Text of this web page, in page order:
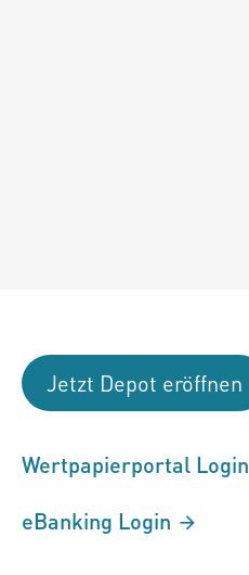
Jetzt Depot eröffnen
Wertpapierportal Login
eBanking Login